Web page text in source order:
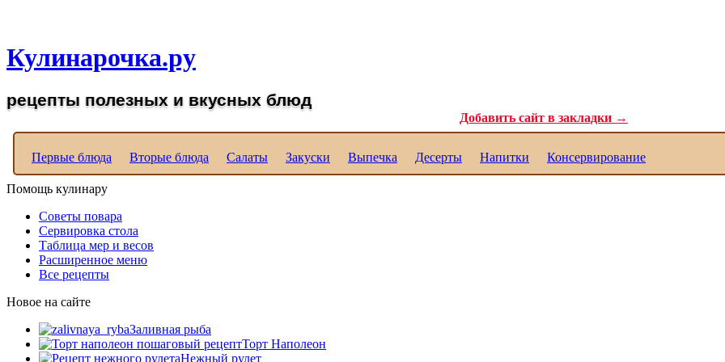
Кулинарочка.ру
рецепты полезных и вкусных блюд
Добавить сайт в закладки →
Первые блюда Вторые блюда Салаты Закуски Выпечка Десерты Напитки Консервирование
Помощь кулинару
Советы повара
Сервировка стола
Таблица мер и весов
Расширенное меню
Все рецепты
Новое на сайте
Заливная рыба
Торт Наполеон
Нежный рулет